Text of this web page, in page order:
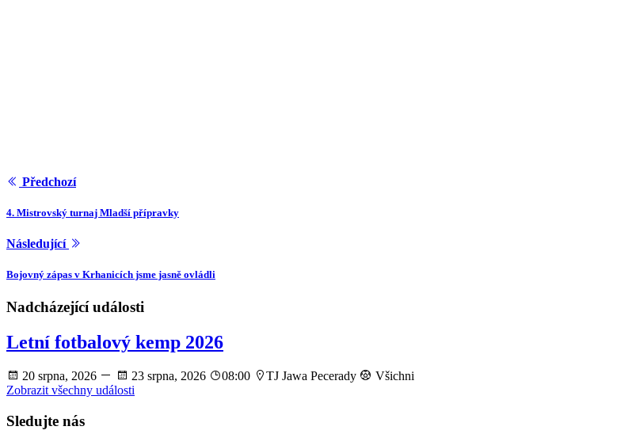
Předchozí
4. Mistrovský turnaj Mladší přípravky
Následující
Bojovný zápas v Krhanicích jsme jasně ovládli
Nadcházející události
Letní fotbalový kemp 2026
20 srpna, 2026 23 srpna, 2026 08:00 TJ Jawa Pecerady
Všichni
Zobrazit všechny události
Sledujte nás